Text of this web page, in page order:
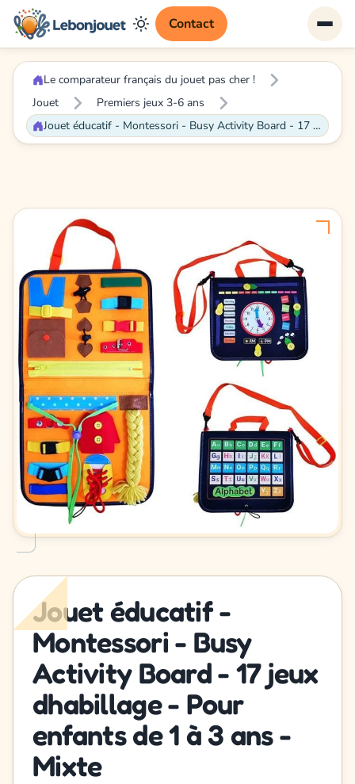
Contact
Le comparateur français du jouet pas cher !
Jouet
Premiers jeux 3-6 ans
Jouet éducatif - Montessori - Busy Activity Board - 17 jeux dhabillage - Pour enfants de 1 à 3 ans - Mixte
Jouet éducatif -
Montessori - Busy
Activity Board - 17 jeux
dhabillage - Pour
enfants de 1 à 3 ans -
Mixte